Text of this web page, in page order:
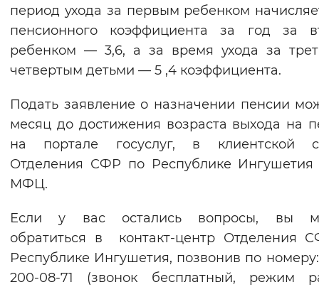
период ухода за первым ребенком
пенсионного коэффициента за год за
ребенком — 3,6, а за время ухода за
четвертым детьми — 5 ,4 коэффициента.
Подать заявление о назначении пенсии
месяц до достижения возраста выхода на
на портале госуслуг, в клиентской
Отделения СФР по Республике
МФЦ.
Если у вас остались вопросы, вы
обратиться в контакт-центр Отделения
Республике Ингушетия, позвонив по
200-08-71 (звонок бесплатный, режим